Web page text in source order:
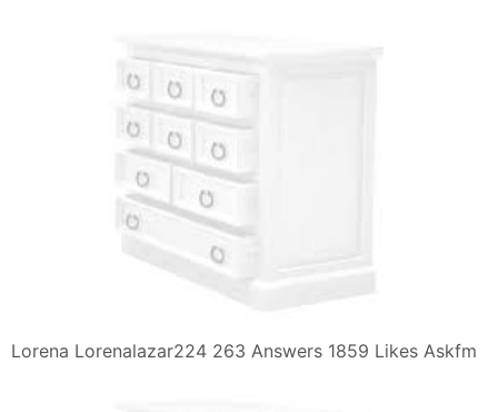
Lorena Lorenalazar224 263 Answers 1859 Likes Askfm